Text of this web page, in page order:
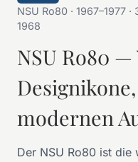
NSU Ro80 · 1967–1977
1968
NSU Ro80
modernen
Der NSU Ro80 ist die